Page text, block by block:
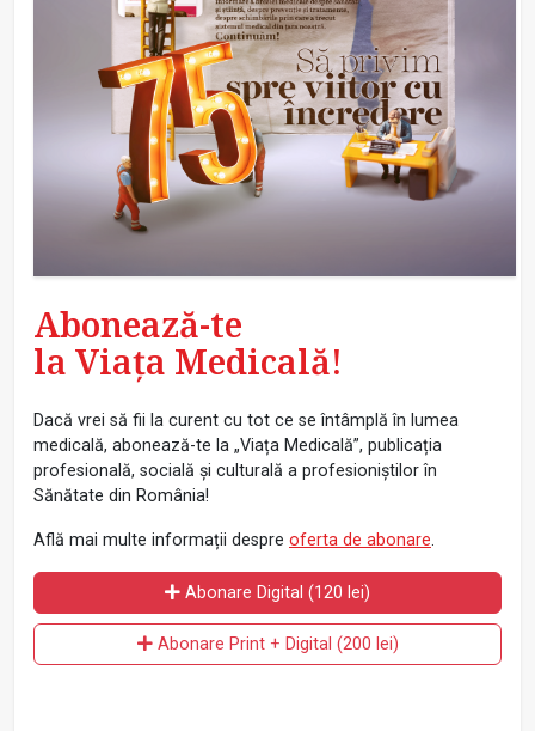
Abonează-te
la Viața Medicală!
Dacă vrei să fii la curent cu tot ce se întâmplă în lumea
medicală, abonează-te la „Viața Medicală”, publicația
profesională, socială și culturală a profesioniștilor în
Sănătate din România!
Află mai multe informații despre oferta de abonare.
Abonare Digital (120 lei)
Abonare Print + Digital (200 lei)